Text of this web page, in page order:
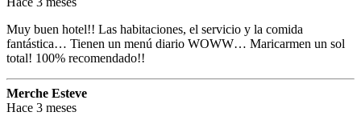
Muy buen hotel!! Las habitaciones, el servicio y la comida
fantástica… Tienen un menú diario WOWW… Maricarmen un sol
total! 100% recomendado!!
Merche Esteve
Hace 3 meses